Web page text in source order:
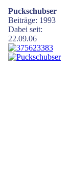
Puckschubser
Beiträge: 1993
Dabei seit:
22.09.06